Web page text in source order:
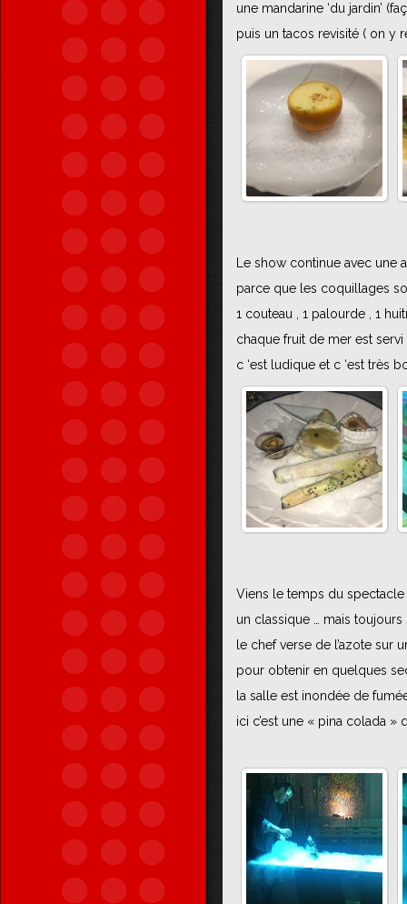
une mandarine ‘du jardin’
puis un tacos revisité ( on y
Le show continue avec une
parce que les coquillages
1 couteau , 1 palourde , 1
chaque fruit de mer est
c ‘est ludique et c ‘est très
Viens le temps du spectacle
un classique … mais toujours
le chef verse de l’azote sur
pour obtenir en quelques
la salle est inondée de
ici c’est une « pina colada »